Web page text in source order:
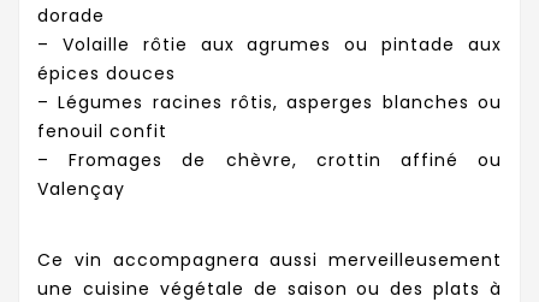
dorade
– Volaille rôtie aux agrumes ou pintade aux
épices douces
– Légumes racines rôtis, asperges blanches ou
fenouil confit
– Fromages de chèvre, crottin affiné ou
Valençay
Ce vin accompagnera aussi merveilleusement
une cuisine végétale de saison ou des plats à